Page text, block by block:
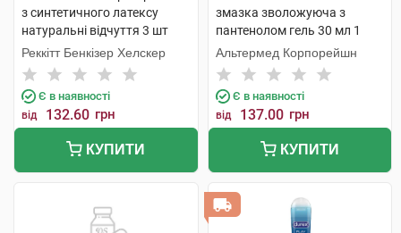
з синтетичного латексу
натуральні відчуття 3 шт
Реккітт Бенкізер Хелскер
Є в наявності
від 132.60 грн
КУПИТИ
змазка зволожуюча з
пантенолом гель 30 мл 1
туба
Альтермед Корпорейшн
Є в наявності
від 137.00 грн
КУПИТИ